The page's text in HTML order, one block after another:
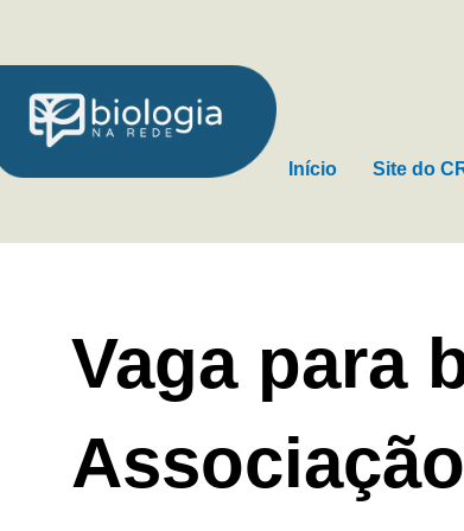
o
conteúdo
Início Site do
Vaga para